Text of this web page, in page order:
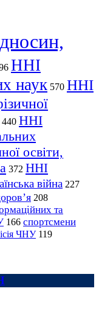
ННІ
наук 570 ННІ
440 ННІ
освіти,
372 ННІ
війна 227
208
та
166 спортсмени
ЧНУ 119